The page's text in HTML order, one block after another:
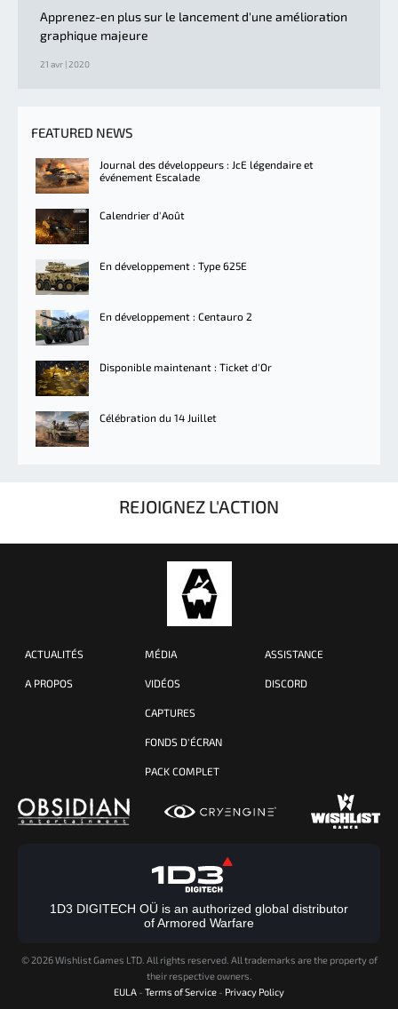
Apprenez-en plus sur le lancement d'une amélioration
graphique majeure
21 avr | 2020
FEATURED NEWS
Journal des développeurs : JcE légendaire et
événement Escalade
Calendrier d'Août
En développement : Type 625E
En développement : Centauro 2
Disponible maintenant : Ticket d'Or
Célébration du 14 Juillet
REJOIGNEZ L'ACTION
ACTUALITÉS
A PROPOS
MÉDIA
VIDÉOS
CAPTURES
FONDS D'ÉCRAN
PACK COMPLET
ASSISTANCE
DISCORD
1D3 DIGITECH OÜ is an authorized global distributor
of Armored Warfare
© 2026 Wishlist Games LTD. All rights reserved. All trademarks are the property of
their respective owners.
EULA - Terms of Service - Privacy Policy